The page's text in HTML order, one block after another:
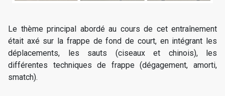
Le thème principal abordé au cours de cet entraînement
était axé sur la frappe de fond de court, en intégrant les
déplacements, les sauts (ciseaux et chinois), les
différentes techniques de frappe (dégagement, amorti,
smatch).